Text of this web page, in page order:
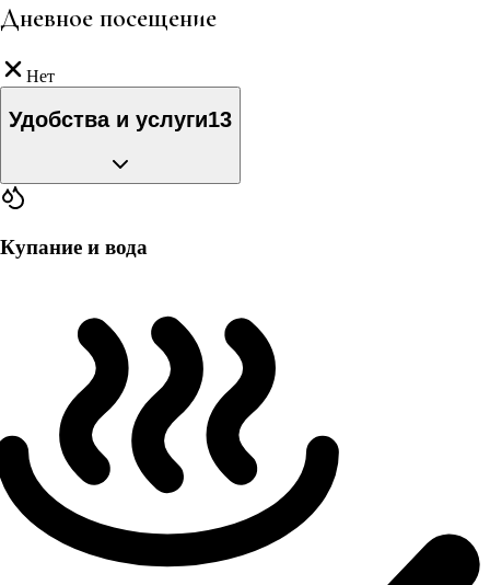
Дневное посещение
Нет
Удобства и услуги13
Купание и вода